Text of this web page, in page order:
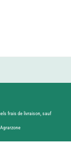
frais de livraison, sauf